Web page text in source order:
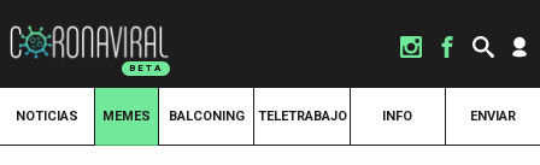
NOTICIAS MEMES BALCONING TELETRABAJO INFO ENVIAR